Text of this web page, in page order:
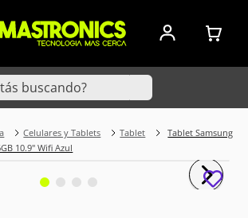
Celulares y Tablets Tablet
Tablet Samsung
10.9" Wifi AzulMÁS BUSCADOS